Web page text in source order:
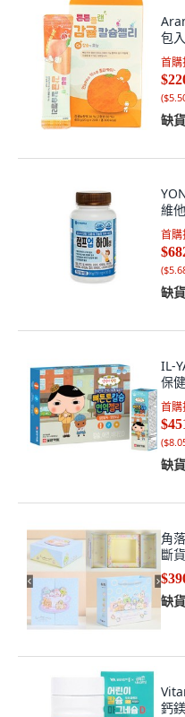
包
首購
(
缺貨
維
首購
(
缺貨
IL-
保
首購
(
缺貨
角
斷
缺貨
鈣